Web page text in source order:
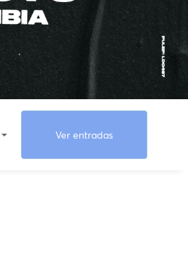
Ver entradas